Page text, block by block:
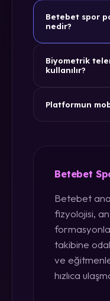
Betebet spor
nedir?
Biyometrik
kullanılır?
Platformun
Betebet
Betebet
fizyolojisi,
takibine
ve
hızlıca